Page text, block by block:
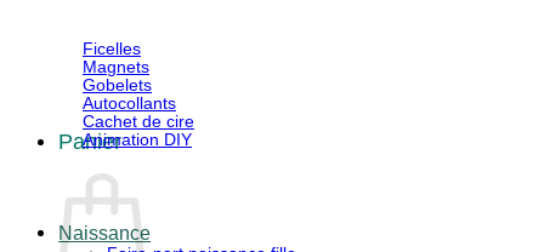
Panier
Ficelles
Magnets
Gobelets
Autocollants
Cachet de cire
Animation DIY
Naissance